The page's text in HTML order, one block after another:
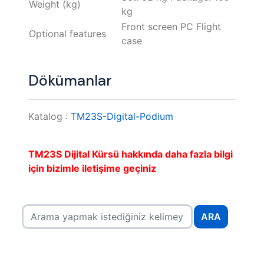
Weight (kg)
kg
Optional features
Front screen PC Flight
case
Dökümanlar
Katalog : TM23S-Digital-Podium
TM23S Dijital Kürsü hakkında daha fazla bilgi
için bizimle iletişime geçiniz
ARA